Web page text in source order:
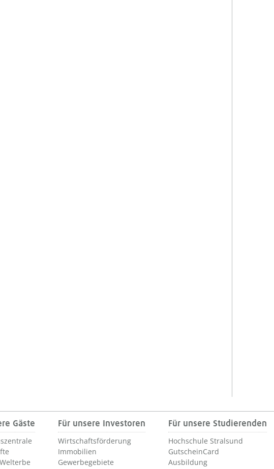
Gäste Für unsere Investoren
Wirtschaftsförderung
Immobilien
Gewerbegebiete
Für unsere Studierenden
Hochschule Stralsund
GutscheinCard
Ausbildung